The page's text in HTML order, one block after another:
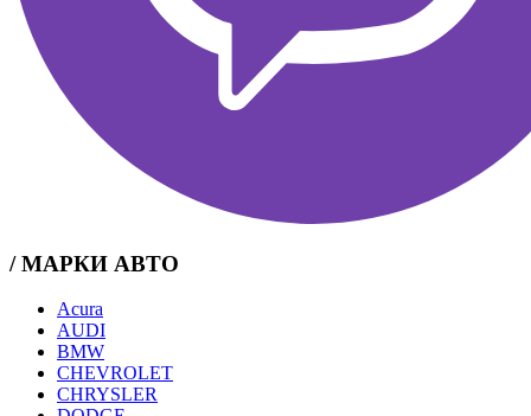
/ МАРКИ АВТО
Acura
AUDI
BMW
CHEVROLET
CHRYSLER